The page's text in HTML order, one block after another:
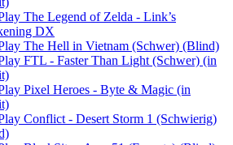
The Legend of Zelda - Link’s
DX
The Hell in Vietnam (Schwer) (Blind)
FTL - Faster Than Light (Schwer) (in
Pixel Heroes - Byte & Magic (in
Conflict - Desert Storm 1 (Schwierig)